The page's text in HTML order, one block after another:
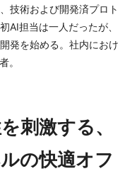
技術および開発済プロト
AI担当は一人だったが、
発を始める。社内におけ
。
刺激する、
の快適オフ